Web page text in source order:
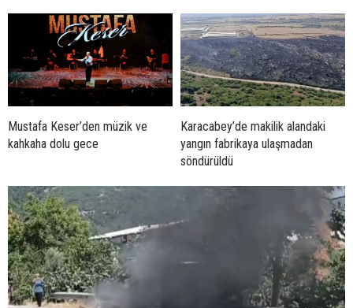
Mustafa Keser’den müzik ve
kahkaha dolu gece
Karacabey’de makilik alandaki
yangın fabrikaya ulaşmadan
söndürüldü